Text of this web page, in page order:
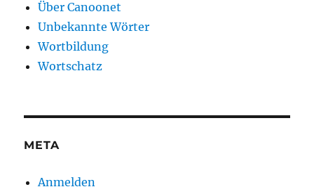
Über Canoonet
Unbekannte Wörter
Wortbildung
Wortschatz
META
Anmelden